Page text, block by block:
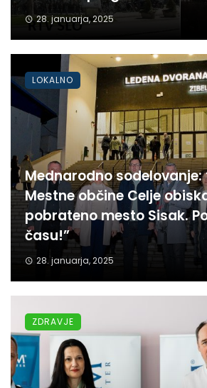
28. januarja, 2025
Mednarodno sodelovanje:
Mestne občine Celje
pobrateno mesto Sisak.
času!”
28. januarja, 2025
LOKALNO
ZDRAVJE